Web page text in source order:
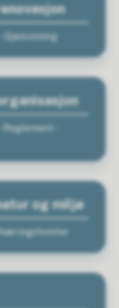
Gjenvinning
-
og miljø